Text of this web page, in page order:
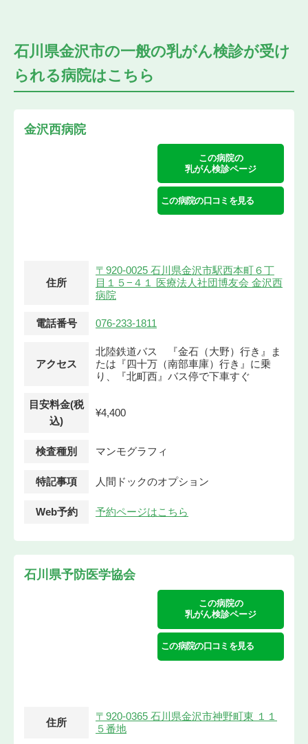
石川県金沢市の一般の乳がん検診が受け
られる病院はこちら
金沢西病院
この病院の
乳がん検診ページ
この病院の口コミを見る
住所
〒920-0025 石川県金沢市駅西本町６丁
目１５−４１ 医療法人社団博友会 金沢西
病院
電話番号 076-233-1811
アクセス
北陸鉄道バス 『金石（大野）行き』ま
たは『四十万（南部車庫）行き』に乗
り、『北町西』バス停で下車すぐ
目安料金(税
込)
¥4,400
検査種別 マンモグラフィ
特記事項 人間ドックのオプション
Web予約 予約ページはこちら
石川県予防医学協会
この病院の
乳がん検診ページ
この病院の口コミを見る
住所
〒920-0365 石川県金沢市神野町東 １１
５番地